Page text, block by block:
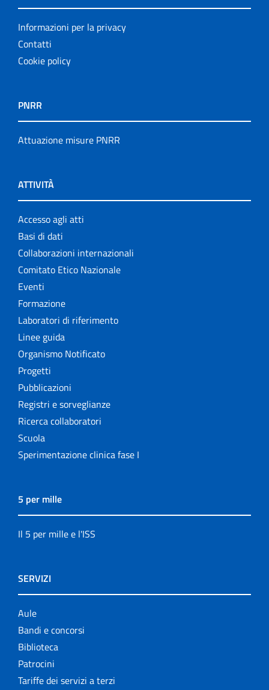
Informazioni per la privacy
Contatti
Cookie policy
PNRR
Attuazione misure PNRR
ATTIVITÀ
Accesso agli atti
Basi di dati
Collaborazioni internazionali
Comitato Etico Nazionale
Eventi
Formazione
Laboratori di riferimento
Linee guida
Organismo Notificato
Progetti
Pubblicazioni
Registri e sorveglianze
Ricerca collaboratori
Scuola
Sperimentazione clinica fase I
5 per mille
Il 5 per mille e l'ISS
SERVIZI
Aule
Bandi e concorsi
Biblioteca
Patrocini
Tariffe dei servizi a terzi